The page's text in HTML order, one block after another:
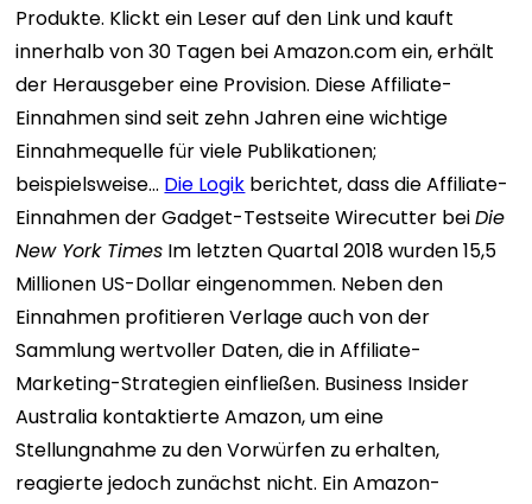
Produkte. Klickt ein Leser auf den Link und kauft
innerhalb von 30 Tagen bei Amazon.com ein, erhält
der Herausgeber eine Provision. Diese Affiliate-
Einnahmen sind seit zehn Jahren eine wichtige
Einnahmequelle für viele Publikationen;
beispielsweise… Die Logik berichtet, dass die Affiliate-
Einnahmen der Gadget-Testseite Wirecutter beiDie
New York Times Im letzten Quartal 2018 wurden 15,5
Millionen US-Dollar eingenommen. Neben den
Einnahmen profitieren Verlage auch von der
Sammlung wertvoller Daten, die in Affiliate-
Marketing-Strategien einfließen. Business Insider
Australia kontaktierte Amazon, um eine
Stellungnahme zu den Vorwürfen zu erhalten,
reagierte jedoch zunächst nicht. Ein Amazon-